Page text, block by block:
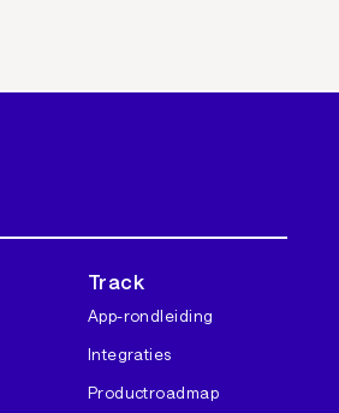
Track
App-rondleiding
Integraties
Productroadmap